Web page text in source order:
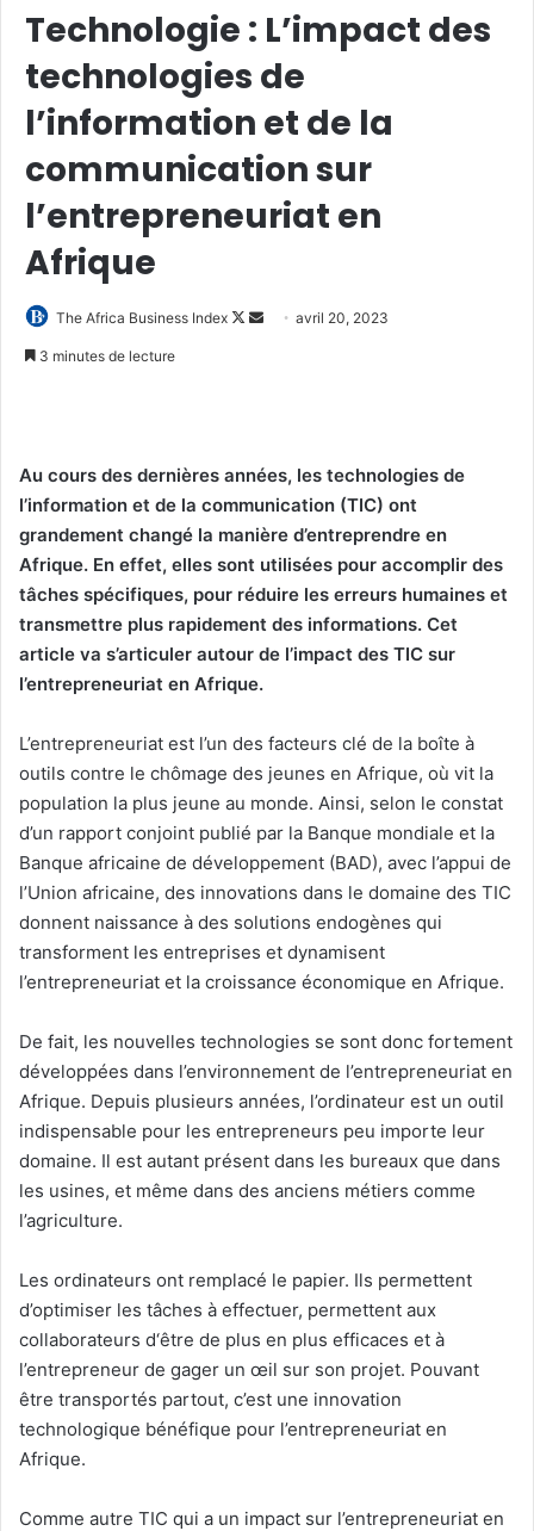
Technologie : L’impact des
technologies de
l’information et de la
communication sur
l’entrepreneuriat en
Afrique
The Africa Business Index
Follow
Envoyeravril 20, 2023
3 minutes de lecture
Au cours des dernières années, les technologies de
l’information et de la communication (TIC) ont
grandement changé la manière d’entreprendre en
Afrique. En effet, elles sont utilisées pour accomplir des
tâches spécifiques, pour réduire les erreurs humaines et
transmettre plus rapidement des informations. Cet
article va s’articuler autour de l’impact des TIC sur
l’entrepreneuriat en Afrique.
L’entrepreneuriat est l’un des facteurs clé de la boîte à
outils contre le chômage des jeunes en Afrique, où vit la
population la plus jeune au monde. Ainsi, selon le constat
d’un rapport conjoint publié par la Banque mondiale et la
Banque africaine de développement (BAD), avec l’appui de
l’Union africaine, des innovations dans le domaine des TIC
donnent naissance à des solutions endogènes qui
transforment les entreprises et dynamisent
l’entrepreneuriat et la croissance économique en Afrique.
De fait, les nouvelles technologies se sont donc fortement
développées dans l’environnement de l’entrepreneuriat en
Afrique. Depuis plusieurs années, l’ordinateur est un outil
indispensable pour les entrepreneurs peu importe leur
domaine. Il est autant présent dans les bureaux que dans
les usines, et même dans des anciens métiers comme
l’agriculture.
Les ordinateurs ont remplacé le papier. Ils permettent
d’optimiser les tâches à effectuer, permettent aux
collaborateurs d‘être de plus en plus efficaces et à
l’entrepreneur de gager un œil sur son projet. Pouvant
être transportés partout, c’est une innovation
technologique bénéfique pour l’entrepreneuriat en
Afrique.
Comme autre TIC qui a un impact sur l’entrepreneuriat en